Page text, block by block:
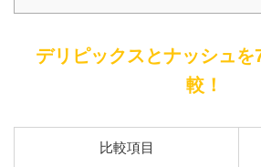
デリピックスとナッシュを
較！
比較項目